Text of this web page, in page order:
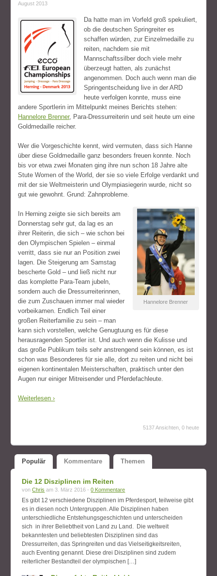
August 2013
Da hatte man im Vorfeld groß spekuliert,
ob die deutschen Springreiter es
schaffen würden, zur Einzelmedaille zu
reiten, nachdem sie mit
Mannschaftssilber doch viele mehr
überzeugt hatten, als zunächst
angenommen. Doch auch wenn man die
Springentscheidung live in der ARD
heute verfolgen konnte, muss eine
andere Sportlerin im Mittelpunkt meines Berichts stehen:
Hannelore Brenner, Para-Dressurreiterin und seit heute um eine
Goldmedaille reicher.
Wer die Vorgeschichte kennt, wird vermuten, dass sich Hanne
über diese Goldmedaille ganz besonders freuen konnte. Noch
bis vor etwa zwei Monaten ging ihre nun schon 18 Jahre alte
Stute Women of the World, der sie so viele Erfolge verdankt und
mit der sie Weltmeisterin und Olympiasiegerin wurde, nicht so
gut wie gewohnt. Grund: Zahnprobleme.
Hannelore Brenner
In Herning zeigte sie sich bereits am
Donnerstag sehr gut, da lag es an
ihrer Reiterin, die sich – wie schon bei
den Olympischen Spielen – einmal
verritt, dass sie nur an Position zwei
lagen. Die Steigerung am Samstag
bescherte Gold – und ließ nicht nur
das komplette Para-Team jubeln,
sondern auch die Dressurreiterinnen,
die zum Zuschauen immer mal wieder
vorbeikamen. Endlich Teil einer
großen Reiterfamilie zu sein – man
kann sich vorstellen, welche Genugtuung es für diese
herausragenden Sportler ist. Und auch wenn die Kulisse und
das große Publikum teils sehr anstrengend sein können, es ist
schon was Besonderes für sie alle, dort zu reiten und nicht bei
eigenen kontinentalen Meisterschaften, praktisch unter den
Augen nur einiger Mitreisender und Pferdefachleute.
Weiterlesen ›
5137 Ansichten, 0 heute
Populär Kommentare Themen
Die 12 Disziplinen im Reiten
vonChris am 3. März 2016 -0 Kommentare
Es gibt 12 verschiedene Disziplinen im Pferdesport, teilweise gibt
es in diesen noch Untergruppen. Alle Disziplinen haben
unterschiedliche Entstehungsgeschichten und unterscheiden
sich in ihrer Beliebtheit von Land zu Land. Die weltweit
bekanntesten und beliebtesten Disziplinen sind das
Dressurreiten, das Springreiten und das Vielseitigkeitsreiten,
auch Eventing genannt. Diese drei Disziplinen sind zudem
reiterlicher Bestandteil der olympischen […]